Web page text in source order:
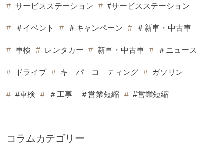
サービスステーション #サービスステーション
＃イベント ＃キャンペーン ＃新車・中古車
車検 レンタカー 新車・中古車 ＃ニュース
ドライブ キーパーコーティング ガソリン
#車検 ＃工事 ＃営業短縮 #営業短縮
コラムカテゴリー